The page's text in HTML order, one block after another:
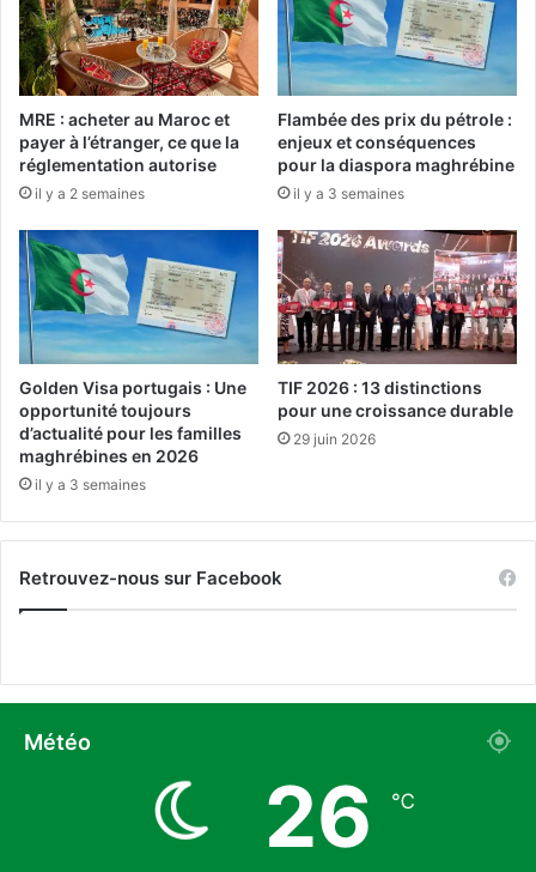
o
r
m
e
s
p
o
u
r
d
y
a
e
r
l
i
v
s
e
i
o
n
h
a
e
p
o
u
l
s
f
ê
t
e
f
i
’
a
n
MRE : acheter au Maroc et
payer à l’étranger, ce que la
réglementation autorise
il y a 2 semaines
Flambée des prix du pétrole :
enjeux et conséquences
pour la diaspora maghrébine
il y a 3 semaines
Golden Visa portugais : Une
opportunité toujours
d’actualité pour les familles
maghrébines en 2026
il y a 3 semaines
TIF 2026 : 13 distinctions
pour une croissance durable
29 juin 2026
Retrouvez-nous sur Facebook
Météo
26 ℃